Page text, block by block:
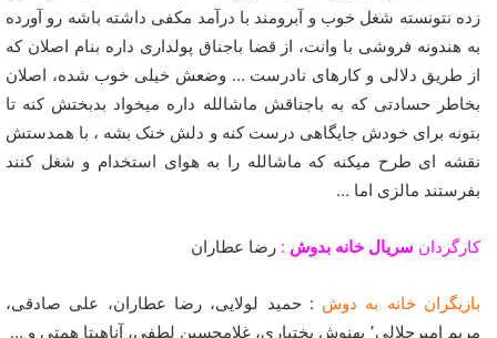
زده نتونسته شغل خوب و آبرومند با درآمد مکفی داشته باشه رو آورده
به هندونه فروشی با وانت، از قضا باجناق پولداری داره بنام اصلان که
از طریق دلالی و کارهای نادرست … وضعش خیلی خوب شده، اصلان
بخاطر حسادتی که به باجناقش ماشالله داره میخواد بدبختش کنه تا
بتونه برای خودش جایگاهی درست کنه و دلش خنک بشه ، با همدستش
نقشه ای طرح میکنه که ماشالله را به هوای استخدام و شغل کنند
بفرستند مالزی اما …
کارگردان سریال خانه بدوش : رضا عطاران
بازیگران خانه به دوش : حمید لولایی، رضا عطاران، علی صادقی،
مریم امیرجلالی٬ بهنوش بختیاری، غلامحسین لطفی، آناهیتا همتی و …